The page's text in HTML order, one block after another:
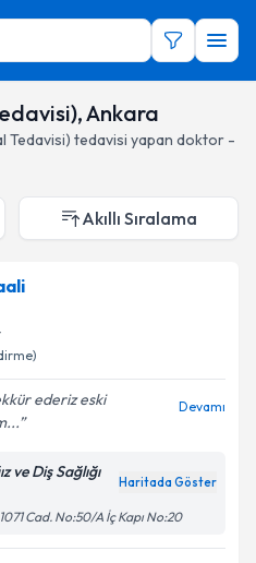
Ankara
Tedavisi) tedavisi yapan doktor -
Akıllı Sıralama
ederiz eski
Devamı
ve Diş Sağlığı
Haritada Göster
Cad. No:50/A İç Kapı No:20